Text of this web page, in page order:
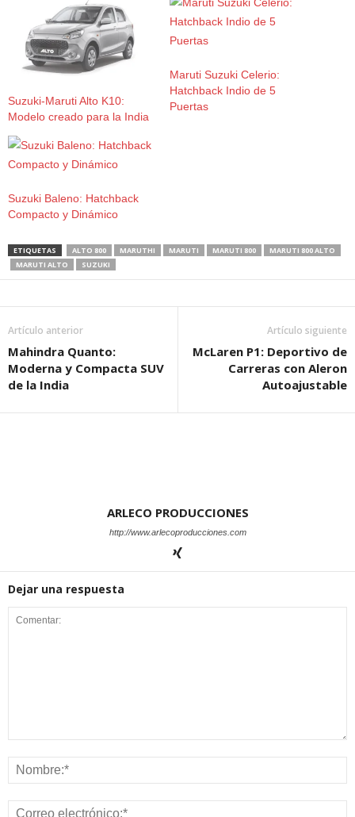
Suzuki-Maruti Alto K10:
Modelo creado para la India
Maruti Suzuki Celerio:
Hatchback Indio de 5
Puertas
Suzuki Baleno: Hatchback
Compacto y Dinámico
ETIQUETAS ALTO 800 MARUTHI MARUTI MARUTI 800
MARUTI 800 ALTO
MARUTI ALTO
SUZUKI
Artículo anterior
Mahindra Quanto:
Moderna y Compacta SUV
de la India
Artículo siguiente
McLaren P1: Deportivo de
Carreras con Aleron
Autoajustable
ARLECO PRODUCCIONES
http://www.arlecoproducciones.com
Dejar una respuesta